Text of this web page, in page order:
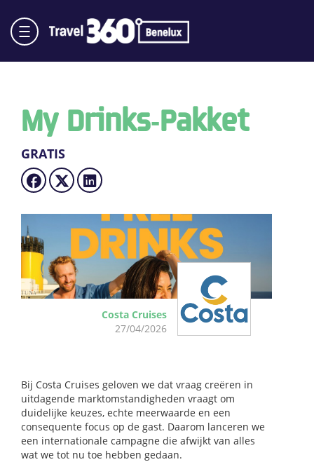
My Drinks‑pakket
GRATIS
Costa Cruises
27/04/2026
Bij Costa Cruises geloven we dat vraag creëren in
uitdagende marktomstandigheden vraagt om
duidelijke keuzes, echte meerwaarde en een
consequente focus op de gast. Daarom lanceren we
een internationale campagne die afwijkt van alles
wat we tot nu toe hebben gedaan.